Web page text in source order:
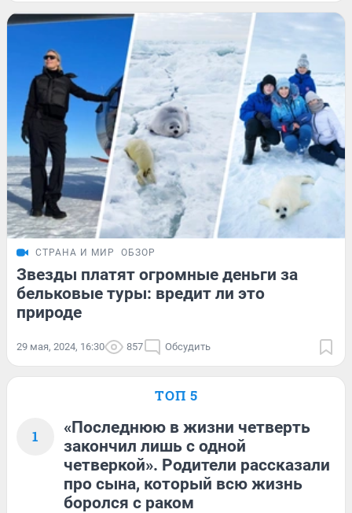
СТРАНА И МИР ОБЗОР
Звезды платят огромные деньги за
бельковые туры: вредит ли это
природе
29 мая, 2024, 16:30 857 Обсудить
ТОП 5
1
«Последнюю в жизни четверть
закончил лишь с одной
четверкой». Родители рассказали
про сына, который всю жизнь
боролся с раком